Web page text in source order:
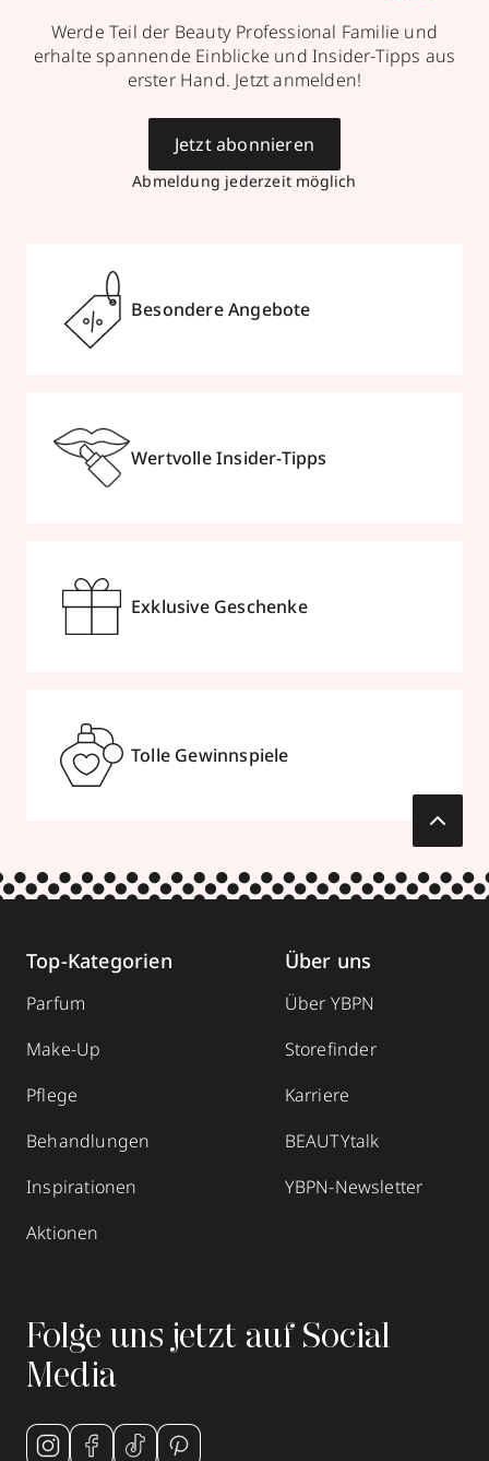
Werde Teil der Beauty Professional Familie und
erhalte spannende Einblicke und Insider-Tipps aus
erster Hand. Jetzt anmelden!
Abmeldung jederzeit möglich
Jetzt abonnieren
Besondere Angebote
Wertvolle Insider-Tipps
Exklusive Geschenke
Tolle Gewinnspiele
Top-Kategorien
Parfum
Make-Up
Pflege
Behandlungen
Inspirationen
Aktionen
Über uns
Über YBPN
Storefinder
Karriere
BEAUTYtalk
YBPN-Newsletter
Folge uns jetzt auf Social
Media